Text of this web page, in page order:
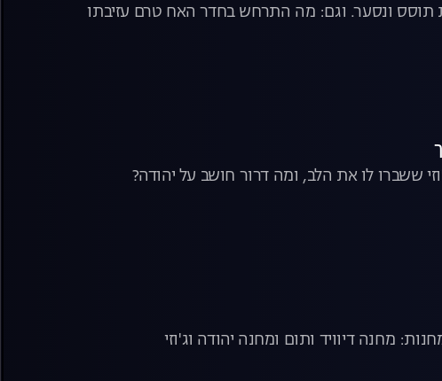
תוסס ונסער. וגם: מה התרחש בחדר האח טרם עזיבתו
ששברו לו את הלב, ומה דרור חושב על יהודה?
מחנה דיוויד ותום ומחנה יהודה וג'וזי